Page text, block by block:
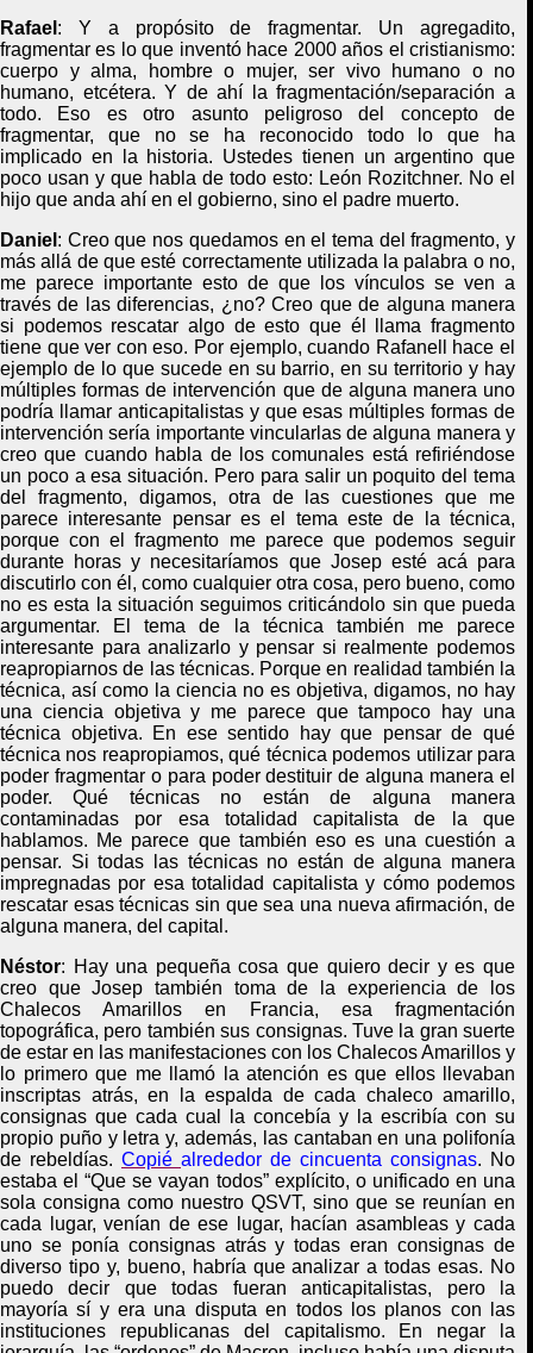
Rafael : Y a propósito de fragmentar. Un agregadito,
fragmentar es lo que inventó hace 2000 años el cristianismo:
cuerpo y alma, hombre o mujer, ser vivo humano o no
humano, etcétera. Y de ahí la fragmentación/separación a
todo. Eso es otro asunto peligroso del concepto de
fragmentar, que no se ha reconocido todo lo que ha
implicado en la historia. Ustedes tienen un argentino que
poco usan y que habla de todo esto: León Rozitchner. No el
hijo que anda ahí en el gobierno, sino el padre muerto.
Daniel : Creo que nos quedamos en el tema del fragmento, y
más allá de que esté correctamente utilizada la palabra o no,
me parece importante esto de que los vínculos se ven a
través de las diferencias, ¿no? Creo que de alguna manera
si podemos rescatar algo de esto que él llama fragmento
tiene que ver con eso. Por ejemplo, cuando Rafanell
hace el
ejemplo de lo que sucede en su barrio, en su territorio y hay
múltiples formas de intervención que de alguna manera uno
podría llamar anticapitalistas y que esas múltiples formas de
intervención sería importante vincularlas de alguna manera y
creo que cuando habla de los comunales está refiriéndose
un poco a esa situación. Pero para salir un poquito del tema
del fragmento, digamos, otra de las cuestiones que me
parece interesante pensar es el tema este de la técnica,
porqueconel fragmento me parece que podemos seguir
durante horas y necesitaríamos que Josep esté acá para
discutirlo con él, como cualquier otra cosa, pero bueno, como
no es esta la situación seguimos criticándolo sin que pueda
argumentar. E l tema de la técnica también me parece
interesante para analizarlo y pensar si realmente podemos
reapropiarnos de las técnicas. Porque en realidad también la
técnica, así como la ciencia no es objetiva, digamos, no hay
una ciencia objetiva y me parece que tampoco hay una
técnica objetiva. En ese sentido hay que pensar de qué
técnica nos reapropiamos, qué técnica podemos utilizar para
poder fragmentar o para poder destituir de alguna manera el
poder. Qué técnicas no están de alguna manera
contaminadas por esa totalidad capitalista de la que
hablamos. Me parece que también eso es una cuestión a
pensar. Si todas las técnicas no están de alguna manera
impregnadas por esa totalidad capitalista y cómo podemos
rescatar esas técnicas sin que sea una nueva afirmación, de
alguna manera, del capital.
Néstor: Hay una pequeña cosa que quiero decir y es que
creo queJoseptambién toma de la experiencia de los
Chalecos Amarillos en Francia, esa fragmentación
topográfica, pero también sus consignas. Tuve la gran suerte
de estar en las manifestaciones con los Chalecos Amarillos y
lo primero que me llamó la atención es que ellos llevaban
inscriptas atrás, en la espalda de cada chaleco amarillo,
consignas que cada cual la concebía y la escribía con su
propio puño y letra y, además, las cantaban en una polifonía
de rebeldías. Copié alrededor de cincuenta consignas. No
estabael “Que se vayan todos” explícito, o unificadoen una
sola consigna como nuestro QSVT, sino que se reunían en
cada lugar, venían de ese lugar, hacían asambleas y cada
uno se ponía consignas atrás y todas eran consignas de
diverso tipo y, bueno, habría que analizar a todas esas. No
puedo decir que todas fueran anticapitalistas, pero la
mayoría sí y era una disputa en todos los planos con las
instituciones republicanas del capitalismo. En negar la